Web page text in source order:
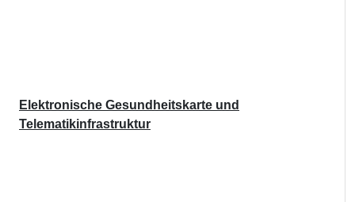
Elektronische Gesundheitskarte und
Telematikinfrastruktur